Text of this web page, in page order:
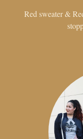
Red sweater &